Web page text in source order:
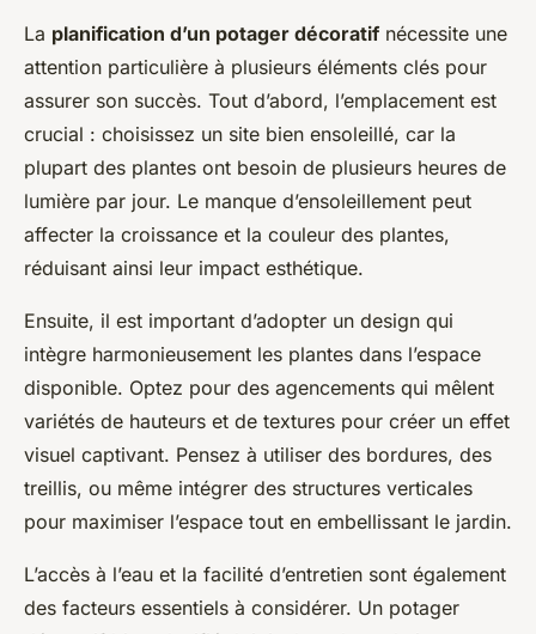
La planification d’un potager décoratif nécessite une
attention particulière à plusieurs éléments clés pour
assurer son succès. Tout d’abord, l’emplacement est
crucial : choisissez un site bien ensoleillé, car la
plupart des plantes ont besoin de plusieurs heures de
lumière par jour. Le manque d’ensoleillement peut
affecter la croissance et la couleur des plantes,
réduisant ainsi leur impact esthétique.
Ensuite, il est important d’adopter un design qui
intègre harmonieusement les plantes dans l’espace
disponible. Optez pour des agencements qui mêlent
variétés de hauteurs et de textures pour créer un effet
visuel captivant. Pensez à utiliser des bordures, des
treillis, ou même intégrer des structures verticales
pour maximiser l’espace tout en embellissant le jardin.
L’accès à l’eau et la facilité d’entretien sont également
des facteurs essentiels à considérer. Un potager